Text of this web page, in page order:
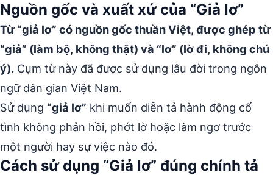
Nguồn gốc và xuất xứ của “Giả lơ”
Từ “giả lơ” có nguồn gốc thuần Việt, được ghép từ
“giả” (làm bộ, không thật) và “lơ” (lờ đi, không chú
ý). Cụm từ này đã được sử dụng lâu đời trong ngôn
ngữ dân gian Việt Nam.
Sử dụng “giả lơ” khi muốn diễn tả hành động cố
tình không phản hồi, phớt lờ hoặc làm ngơ trước
một người hay sự việc nào đó.
Cách sử dụng “Giả lơ” đúng chính tả